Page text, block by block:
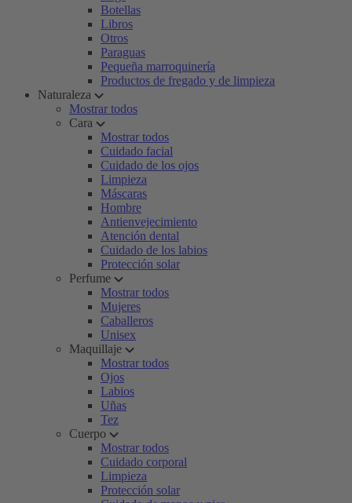
Botellas
Libros
Otros
Paraguas
Pequeña marroquinería
Productos de fregado y de limpieza
Naturaleza
Mostrar todos
Cara
Mostrar todos
Cuidado facial
Cuidado de los ojos
Limpieza
Máscaras
Hombre
Antienvejecimiento
Atención dental
Cuidado de los labios
Protección solar
Perfume
Mostrar todos
Mujeres
Caballeros
Unisex
Maquillaje
Mostrar todos
Ojos
Labios
Uñas
Tez
Cuerpo
Mostrar todos
Cuidado corporal
Limpieza
Protección solar